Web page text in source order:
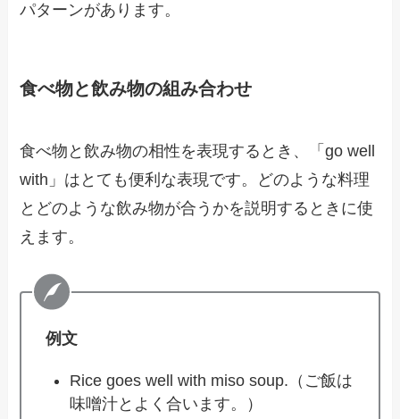
パターンがあります。
食べ物と飲み物の組み合わせ
食べ物と飲み物の相性を表現するとき、「go well
with」はとても便利な表現です。どのような料理
とどのような飲み物が合うかを説明するときに使
えます。
例文
Rice goes well with miso soup.（ご飯は
味噌汁とよく合います。）